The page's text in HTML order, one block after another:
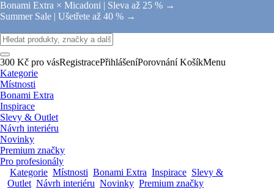
Bonami Extra × Micadoni | Sleva až 25 % →
Summer Sale | Ušetřete až 40 % →
300 Kč pro vásRegistracePřihlášeníPorovnání KošíkMenu
Kategorie
Místnosti
Bonami Extra
Inspirace
Slevy & Outlet
Návrh interiéru
Novinky
Premium značky
Pro profesionály
Kategorie Místnosti Bonami Extra Inspirace Slevy &
Outlet Návrh interiéru Novinky Premium značky